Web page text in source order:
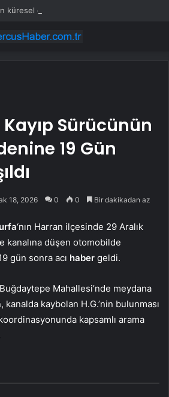
küresel ekonomik kriz uyarısı
Sürücünün
19 Gün
18, 2026 0 0 Bir dakikadan az
‘nın Harran ilçesinde 29 Aralık
kanalına düşen otomobilde
gün sonra acı haber geldi.
Mahallesi’nde meydana
kanalda kaybolan H.G.’nin bulunması
kapsamlı arama